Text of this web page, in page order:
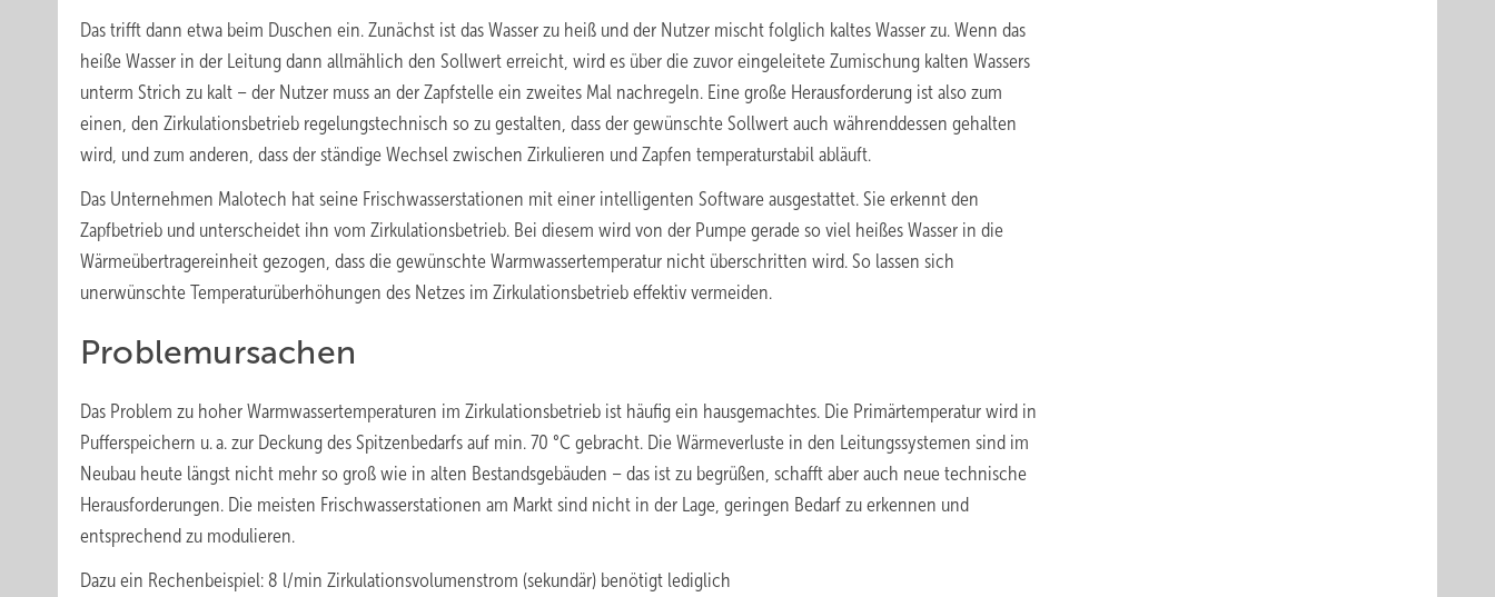
Das trifft dann etwa beim Duschen ein. Zunächst ist das Wasser zu heiß und der Nutzer mischt folglich kaltes Wasser zu. Wenn das
heiße Wasser in der Leitung dann allmählich den Sollwert erreicht, wird es über die zuvor eingeleitete Zumischung kalten Wassers
unterm Strich zu kalt – der Nutzer muss an der Zapfstelle ein zweites Mal nachregeln. Eine große Herausforderung ist also zum
einen, den Zirkulationsbetrieb regelungstechnisch so zu gestalten, dass der gewünschte Sollwert auch währenddessen gehalten
wird, und zum anderen, dass der ständige Wechsel zwischen Zirkulieren und Zapfen temperaturstabil abläuft.
Das Unternehmen Malotech hat seine Frischwasserstationen mit einer intelligenten Software ausgestattet. Sie erkennt den
Zapfbetrieb und unterscheidet ihn vom Zirkulationsbetrieb. Bei diesem wird von der Pumpe gerade so viel heißes Wasser in die
Wärmeübertragereinheit gezogen, dass die gewünschte Warmwassertemperatur nicht überschritten wird. So lassen sich
unerwünschte Temperaturüberhöhungen des Netzes im Zirkulationsbetrieb effektiv vermeiden.
Problemursachen
Das Problem zu hoher Warmwassertemperaturen im Zirkulationsbetrieb ist häufig ein hausgemachtes. Die Primärtemperatur wird in
Pufferspeichern u. a. zur Deckung des Spitzenbedarfs auf min. 70 °C gebracht. Die Wärmeverluste in den Leitungssystemen sind im
Neubau heute längst nicht mehr so groß wie in alten Bestandsgebäuden – das ist zu begrüßen, schafft aber auch neue technische
Herausforderungen. Die meisten Frischwasserstationen am Markt sind nicht in der Lage, geringen Bedarf zu erkennen und
entsprechend zu modulieren.
Dazu ein Rechenbeispiel: 8 l/min Zirkula­tionsvolumenstrom (sekundär) benötigt lediglich